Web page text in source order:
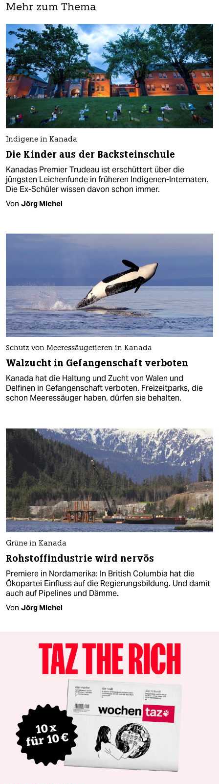
Mehr zum Thema
Indigene in Kanada
Die Kinder aus der Backsteinschule
Kanadas Premier Trudeau ist erschüttert über die
jüngsten Leichenfunde in früheren Indigenen-Internaten.
Die Ex-Schüler wissen davon schon immer.
Von Jörg Michel
Schutz von Meeressäugetieren in Kanada
Walzucht in Gefangenschaft verboten
Kanada hat die Haltung und Zucht von Walen und
Delfinen in Gefangenschaft verboten. Freizeitparks, die
schon Meeressäuger haben, dürfen sie behalten.
Grüne in Kanada
Rohstoffindustrie wird nervös
Premiere in Nordamerika: In British Columbia hat die
Ökopartei Einfluss auf die Regierungsbildung. Und damit
auch auf Pipelines und Dämme.
Von Jörg Michel